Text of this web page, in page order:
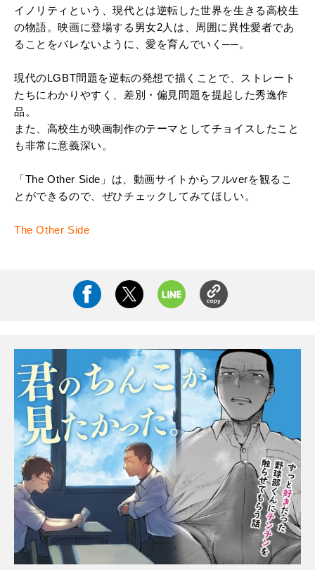
イノリティという、現代とは逆転した世界を生きる高校生
の物語。映画に登場する男女2人は、周囲に異性愛者であ
ることをバレないように、愛を育んでいく──。
現代のLGBT問題を逆転の発想で描くことで、ストレート
たちにわかりやすく、差別・偏見問題を提起した秀逸作
品。
また、高校生が映画制作のテーマとしてチョイスしたこと
も非常に意義深い。
「The Other Side」は、動画サイトからフルverを観るこ
とができるので、ぜひチェックしてみてほしい。
The Other Side